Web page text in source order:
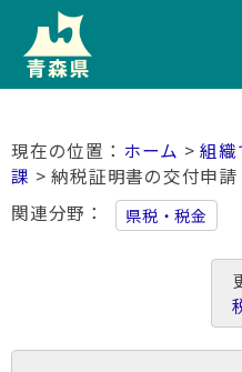
ホーム >組織
課 > 納税証明書の交付申請
関連分野
県税・税金